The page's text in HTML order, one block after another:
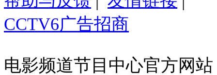
CCTV6广告招商
电影频道节目中心官方网站